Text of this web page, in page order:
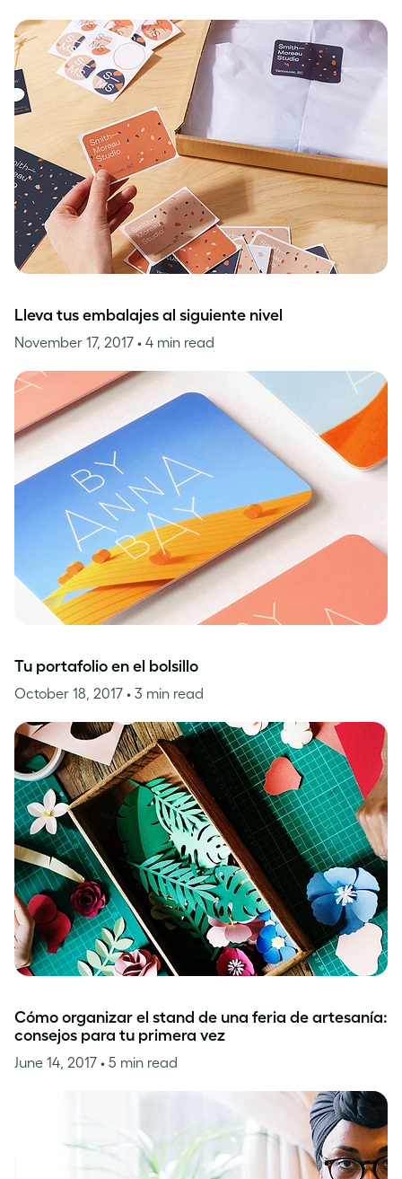
Lleva tus embalajes al siguiente nivel
November 17, 2017 • 4 min read
Tu portafolio en el bolsillo
October 18, 2017 • 3 min read
Cómo organizar el stand de una feria de artesanía:
consejos para tu primera vez
June 14, 2017 • 5 min read